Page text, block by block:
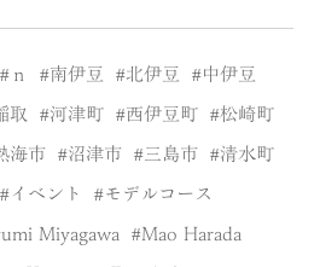
ｎ 南伊豆 北伊豆 中伊豆
取 河津町 西伊豆町 松崎町
海市 沼津市 三島市 清水町
イベント モデルコース
Miyagawa Mao Harada